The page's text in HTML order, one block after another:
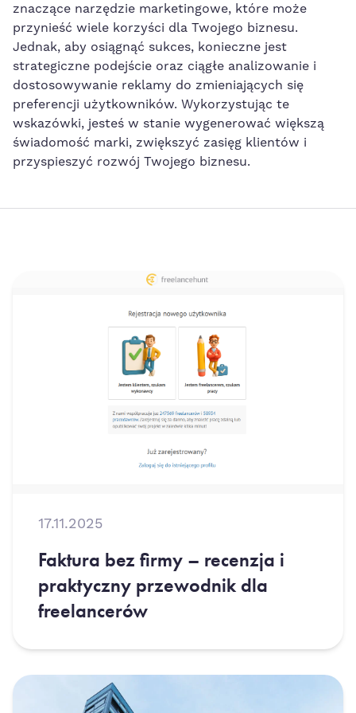
znaczące narzędzie marketingowe, które może
przynieść wiele korzyści dla Twojego‌ biznesu.
Jednak, aby osiągnąć sukces, konieczne jest‌
strategiczne podejście oraz ciągłe analizowanie i
dostosowywanie reklamy do zmieniających się
preferencji użytkowników. Wykorzystując te
⁣wskazówki, jesteś w stanie wygenerować większą
świadomość marki, zwiększyć zasięg klientów i‍
przyspieszyć rozwój ​Twojego ⁣biznesu.
17.11.2025
Faktura bez firmy – recenzja i
praktyczny przewodnik dla
freelancerów